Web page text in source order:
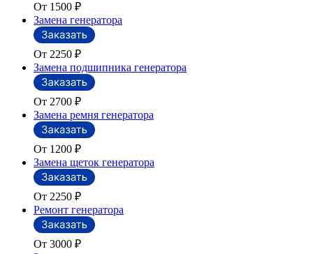
От 1500 ₽
Замена генератора
От 2250 ₽
Замена подшипника генератора
От 2700 ₽
Замена ремня генератора
От 1200 ₽
Замена щеток генератора
От 2250 ₽
Ремонт генератора
От 3000 ₽